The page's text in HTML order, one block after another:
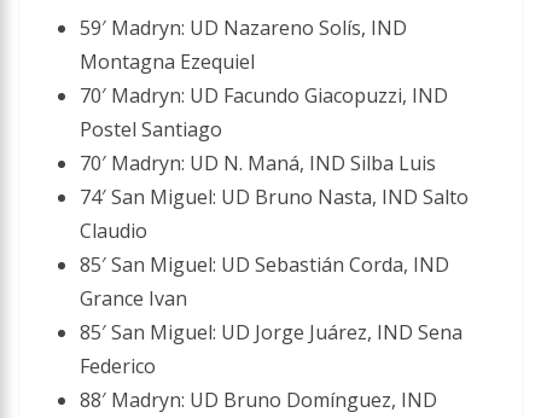
59′ Madryn: UD Nazareno Solís, IND
Montagna Ezequiel
70′ Madryn: UD Facundo Giacopuzzi, IND
Postel Santiago
70′ Madryn: UD N. Maná, IND Silba Luis
74′ San Miguel: UD Bruno Nasta, IND Salto
Claudio
85′ San Miguel: UD Sebastián Corda, IND
Grance Ivan
85′ San Miguel: UD Jorge Juárez, IND Sena
Federico
88′ Madryn: UD Bruno Domínguez, IND